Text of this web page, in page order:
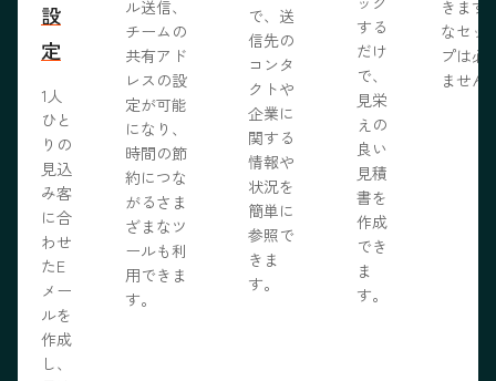
設
定
1人
ひと
りの
見込
み客
に合
わせ
たE
メー
ルを
作成
し、
ル送信、
チームの
共有アド
レスの設
定が可能
になり、
時間の節
約につな
がるさま
ざまなツ
ールも利
用できま
す。
で、送
信先の
コンタ
クトや
企業に
関する
情報や
状況を
簡単に
参照で
きま
す。
する
だけ
で、
見栄
えの
良い
見積
書を
作成
でき
ま
す。
きます
なセッ
プは必
ません